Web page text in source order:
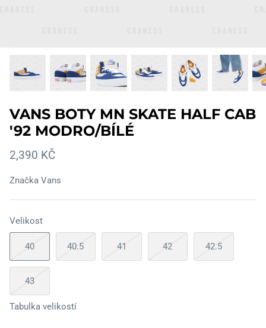
VANS BOTY MN SKATE HALF CAB
'92 MODRO/BÍLÉ
2,390 KČ
Značka Vans
Velikost
40 40.5 41 42 42.5
43
Tabulka velikostí